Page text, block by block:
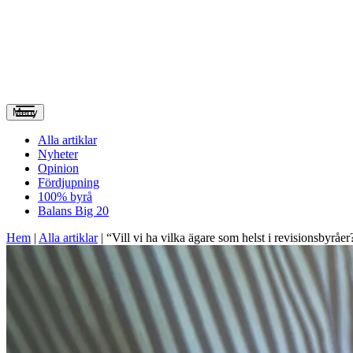
Meny
Alla artiklar
Nyheter
Opinion
Fördjupning
100% byrå
Balans Big 20
Hem | Alla artiklar| “Vill vi ha vilka ägare som helst i